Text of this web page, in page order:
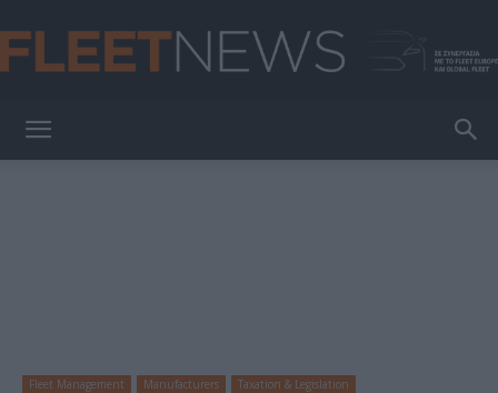
Fleet Management Manufacturers Taxation & Legislation